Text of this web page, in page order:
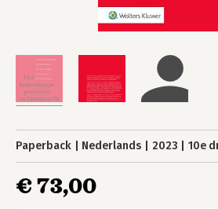
Paperback Nederlands 2023 10e
€ 73,00